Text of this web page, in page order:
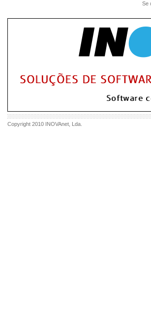
Se
Copyright 2010 INOVAnet , Lda.